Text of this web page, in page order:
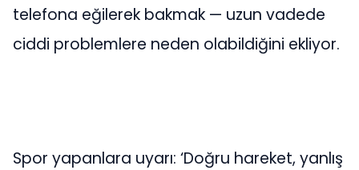
telefona eğilerek bakmak — uzun vadede
ciddi problemlere neden olabildiğini ekliyor.
Spor yapanlara uyarı: ‘Doğru hareket, yanlış